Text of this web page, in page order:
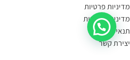
מדיניות פרטיות
מדיניות החזרות
תנאי שימוש
יצירת קשר